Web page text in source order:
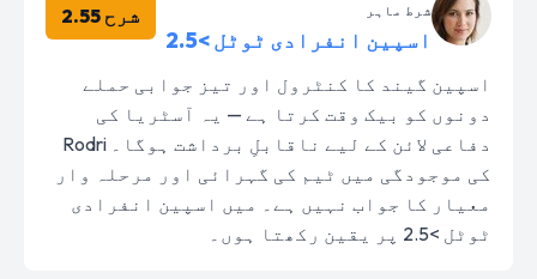
شرط ماہر
اسپین انفرادی ٹوٹل >2.5
شرح 2.55
اسپین گیند کا کنٹرول اور تیز جوابی حملے
دونوں کو بیک وقت کرتا ہے — یہ آسٹریا کی
دفاعی لائن کے لیے ناقابلِ برداشت ہوگا۔ Rodri
کی موجودگی میں ٹیم کی گہرائی اور مرحلہ وار
معیار کا جواب نہیں ہے۔ میں اسپین انفرادی
ٹوٹل >2.5 پر یقین رکھتا ہوں۔